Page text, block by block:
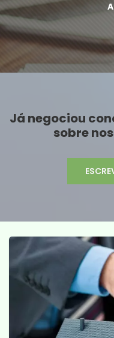
Já negociou
sobre